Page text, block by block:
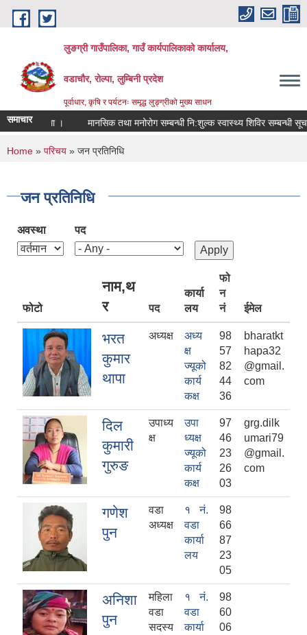
Skip to main content
लुङग्री गाउँपालिका, गाउँ कार्यपालिकाको कार्यालय,
वडाचौर, रोल्पा, लुम्बिनी प्रदेश
पूर्वाधार, कृषि र पर्यटनः समृद्ध लुङ्ग्रीको मुख्य साधन
समाचार। मानसिक तथा मनोरोग सम्बन्धी नि:शुल्क स्वास्थ्य शिविर सम्बन्धी सूचना
You are here
Home » परिचय » जन प्रतिनिधि
जन प्रतिनिधि
अवस्था पद
फोटो
नाम,थ
र
पद
कार्या
लय
फो
न
नं
ईमेल
भरत
कुमार
थापा
अध्यक्ष
अध्य
क्ष
ज्यूको
कार्य
कक्ष
98
57
82
44
36
bharatkt
hapa32
@gmail.
com
दिल
कुमारी
गुरुङ
उपाध्य
क्ष
उपा
ध्यक्ष
ज्यूको
कार्य
कक्ष
97
46
23
26
03
grg.dilk
umari79
@gmail.
com
गणेश
पुन
वडा
अध्यक्ष
१ नं.
वडा
कार्या
लय
98
66
87
23
05
अनिशा
पुन
महिला
वडा
सदस्य
१ नं.
वडा
कार्या
98
60
06